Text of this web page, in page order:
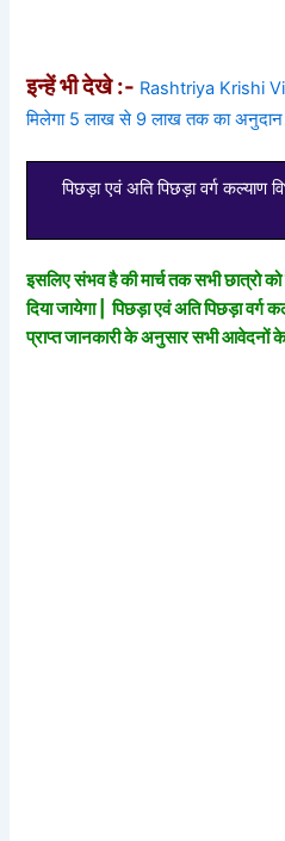
इन्हें भी देखे :- Rashtriya Krishi
मिलेगा 5 लाख से 9 लाख तक का
पिछड़ा एवं अति पिछड़ा वर्ग कल्याण
इसलिए संभव है की मार्च तक सभी छात्रो
दिया जायेगा | पिछड़ा एवं अति पिछड़ा
प्राप्त जानकारी के अनुसार सभी आवेदनों